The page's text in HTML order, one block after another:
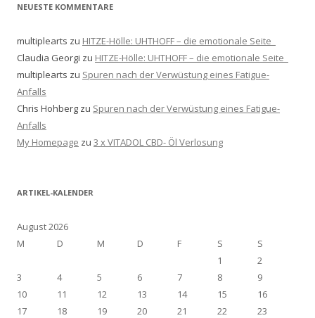
NEUESTE KOMMENTARE
multiplearts zu HITZE-Hölle: UHTHOFF – die emotionale Seite
Claudia Georgi zu HITZE-Hölle: UHTHOFF – die emotionale Seite
multiplearts zu Spuren nach der Verwüstung eines Fatigue-
Anfalls
Chris Hohberg zu Spuren nach der Verwüstung eines Fatigue-
Anfalls
My Homepage zu 3 x VITADOL CBD- Öl Verlosung
ARTIKEL-KALENDER
August 2026
M
D M D F S
S
1
2
3
4 5 6 7 8
9
10
11 12 13 14 15
16
17
18 19 20 21 22
23